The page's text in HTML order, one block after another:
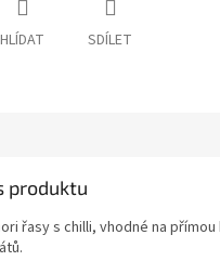
HLÍDAT SDÍLET
produktu
řasy s chilli, vhodné na přímou